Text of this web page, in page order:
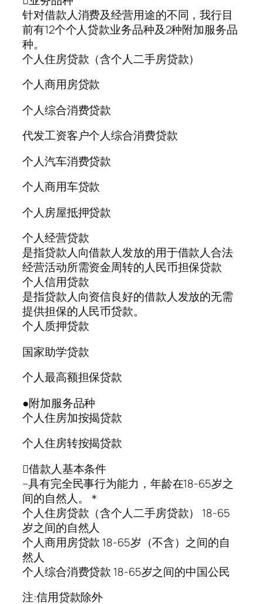
针对借款人消费及经营用途的不同，我行目
前有12个个人贷款业务品种及2种附加服务品
种。
个人住房贷款（含个人二手房贷款）
个人商用房贷款
个人综合消费贷款
代发工资客户个人综合消费贷款
个人汽车消费贷款
个人商用车贷款
个人房屋抵押贷款
个人经营贷款
是指贷款人向借款人发放的用于借款人合法
经营活动所需资金周转的人民币担保贷款
个人信用贷款
是指贷款人向资信良好的借款人发放的无需
提供担保的人民币贷款。
个人质押贷款
国家助学贷款
个人最高额担保贷款
●附加服务品种
个人住房加按揭贷款
个人住房转按揭贷款
借款人基本条件
–具有完全民事行为能力，年龄在18-65岁之
间的自然人。＊
个人住房贷款（含个人二手房贷款） 18-65
岁之间的自然人
个人商用房贷款 18-65岁（不含）之间的自
然人
个人综合消费贷款 18-65岁之间的中国公民
注:信用贷款除外